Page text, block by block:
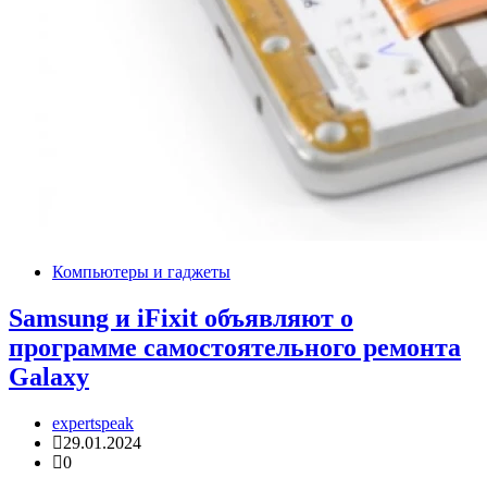
Компьютеры и гаджеты
Samsung и iFixit объявляют о
программе самостоятельного ремонта
Galaxy
expertspeak
29.01.2024
0